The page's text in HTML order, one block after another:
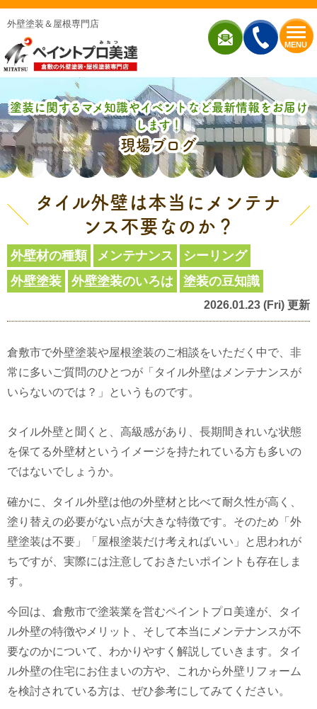
MENU
外壁塗装＆屋根専門店
塗装に関するマメ知識やイベントなど最新情報をお届け
します！
現場ブログ
タイル外壁は本当にメンテナ
ンス不要なのか？
外壁材の種類 メンテナンス
シーリング
外壁塗装
外壁塗装のいろは 塗装の豆知識
2026.01.23 (Fri) 更新
倉敷市で外壁塗装や屋根塗装のご相談をいただく中で、非
常に多いご質問のひとつが「タイル外壁はメンテナンスが
いらないのでは？」というものです。
タイル外壁と聞くと、高級感があり、長期間きれいな状態
を保てる外壁材というイメージを持たれている方も多いの
ではないでしょうか。
確かに、タイル外壁は他の外壁材と比べて耐久性が高く、
塗り替えの必要がない点が大きな特徴です。そのため「外
壁塗装は不要」「屋根塗装だけ考えればいい」と思われが
ちですが、実際には注意しておきたいポイントも存在しま
す。
今回は、倉敷市で塗装業を営むペイントプロ美達が、タイ
ル外壁の特徴やメリット、そして本当にメンテナンスが不
要なのかについて、わかりやすく解説していきます。タイ
ル外壁の住宅にお住まいの方や、これから外壁リフォーム
を検討されている方は、ぜひ参考にしてみてください。